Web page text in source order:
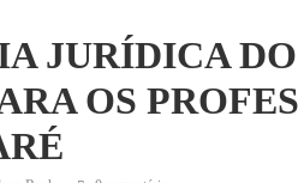
JURÍDICA
OS